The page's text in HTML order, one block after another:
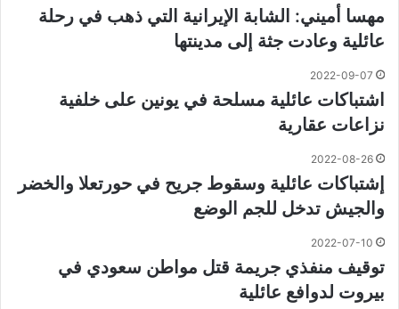
مهسا أميني: الشابة الإيرانية التي ذهب في رحلة
عائلية وعادت جثة إلى مدينتها
2022-09-07
اشتباكات عائلية مسلحة في يونين على خلفية
نزاعات عقارية
2022-08-26
إشتباكات عائلية وسقوط جريح في حورتعلا والخضر
والجيش تدخل للجم الوضع
2022-07-10
توقيف منفذي جريمة قتل مواطن سعودي في
بيروت لدوافع عائلية